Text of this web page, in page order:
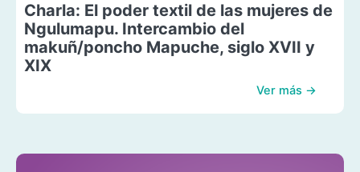
Charla: El poder textil de las mujeres de
Ngulumapu. Intercambio del
makuñ/poncho Mapuche, siglo XVII y
XIX
Ver más →